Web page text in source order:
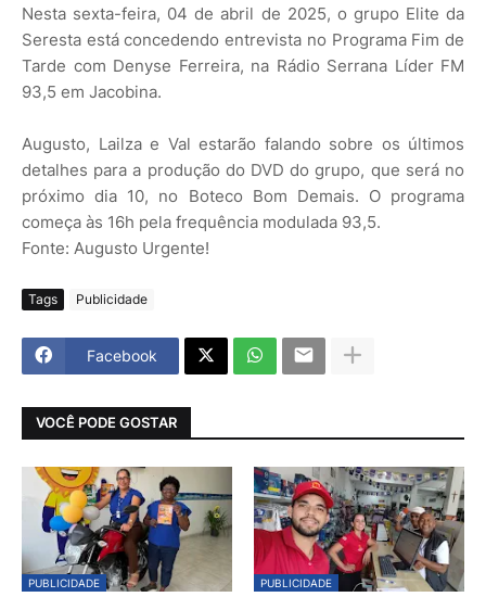
Nesta sexta-feira, 04 de abril de 2025, o grupo Elite da
Seresta está concedendo entrevista no Programa Fim de
Tarde com Denyse Ferreira, na Rádio Serrana Líder FM
93,5 em Jacobina.
Augusto, Lailza e Val estarão falando sobre os últimos
detalhes para a produção do DVD do grupo, que será no
próximo dia 10, no Boteco Bom Demais. O programa
começa às 16h pela frequência modulada 93,5.
Fonte: Augusto Urgente!
Tags Publicidade
Facebook
VOCÊ PODE GOSTAR
PUBLICIDADE PUBLICIDADE